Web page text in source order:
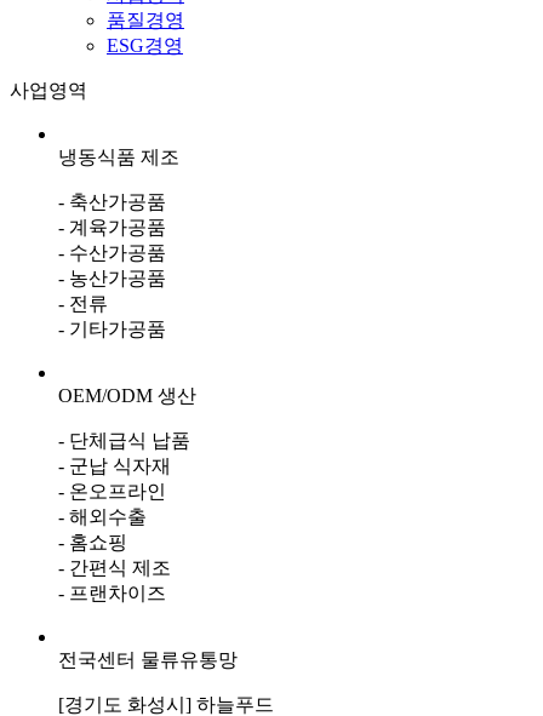
품질경영
ESG경영
사업영역
냉동식품 제조
- 축산가공품
- 계육가공품
- 수산가공품
- 농산가공품
- 전류
- 기타가공품
OEM/ODM 생산
- 단체급식 납품
- 군납 식자재
- 온오프라인
- 해외수출
- 홈쇼핑
- 간편식 제조
- 프랜차이즈
전국센터 물류유통망
[경기도 화성시] 하늘푸드